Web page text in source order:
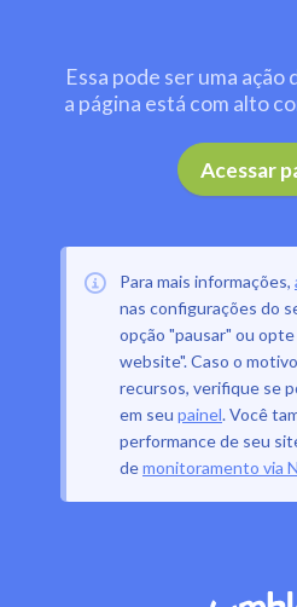
Essa pode ser uma
a página está com alto
Acessar
Para mais informações,
nas configurações do
opção "pausar" ou
website". Caso o
recursos, verifique se
em seu painel. Você
performance de seu
demonitoramento via